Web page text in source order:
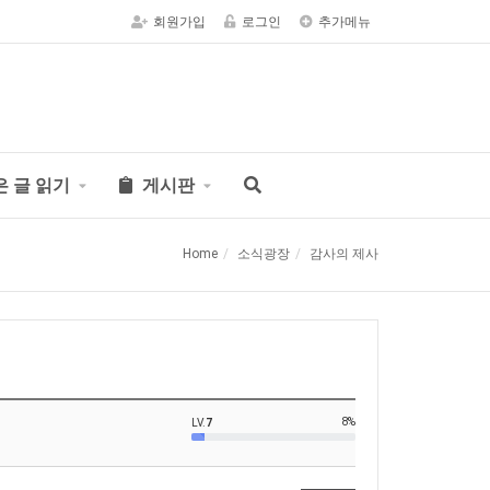
회원가입 로그인 추가메뉴
글 읽기 게시판
Home 소식광장 감사의 제사
LV.7 8%